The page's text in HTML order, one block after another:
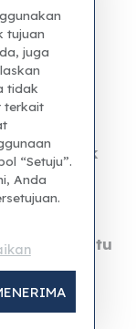
Leo ke
Sakit Anak
pintu
tujuan
juga
tidak
terkait
“Setuju”.
Anda